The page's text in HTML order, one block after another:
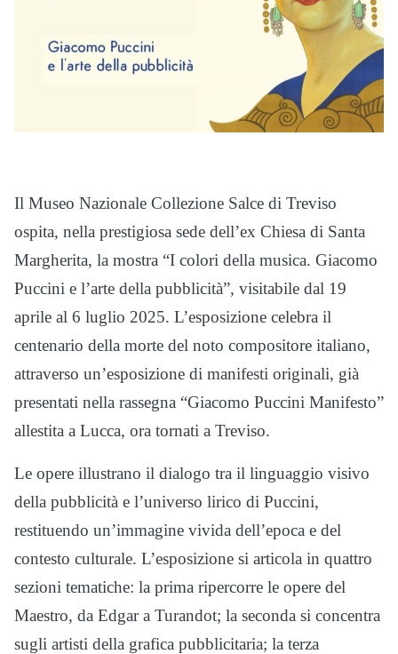
Il Museo Nazionale Collezione Salce di Treviso
ospita, nella prestigiosa sede dell’ex Chiesa di Santa
Margherita, la mostra “I colori della musica. Giacomo
Puccini e l’arte della pubblicità”, visitabile dal 19
aprile al 6 luglio 2025. L’esposizione celebra il
centenario della morte del noto compositore italiano,
attraverso un’esposizione di manifesti originali, già
presentati nella rassegna “Giacomo Puccini Manifesto”
allestita a Lucca, ora tornati a Treviso.
Le opere illustrano il dialogo tra il linguaggio visivo
della pubblicità e l’universo lirico di Puccini,
restituendo un’immagine vivida dell’epoca e del
contesto culturale. L’esposizione si articola in quattro
sezioni tematiche: la prima ripercorre le opere del
Maestro, da Edgar a Turandot; la seconda si concentra
sugli artisti della grafica pubblicitaria; la terza